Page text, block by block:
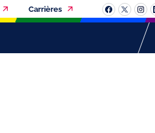
Carrières